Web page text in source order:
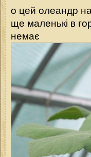
о цей олеандр
ще маленькі в
немає